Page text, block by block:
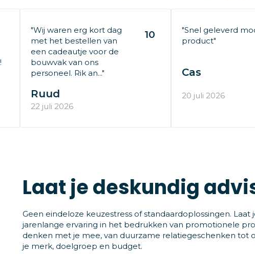
"Wij waren erg kort dag
met het bestellen van
een cadeautje voor de
bouwvak van ons
personeel. Rik an..."
10
Ruud
22 juli 2026
"Snel geleverd
product"
Cas
20 juli 2026
Laat je deskundig
Geen eindeloze keuzestress of standaardoplossingen.
jarenlange ervaring in het bedrukken van promotionele
denken met je mee, van duurzame relatiegeschenken tot
je merk, doelgroep en budget.